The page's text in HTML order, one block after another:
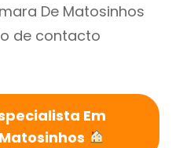
De Matosinhos
de contacto
Em